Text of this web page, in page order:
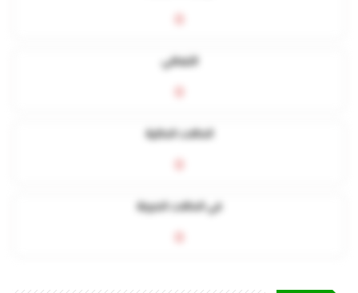
التعافي
في الحالات الحرجة